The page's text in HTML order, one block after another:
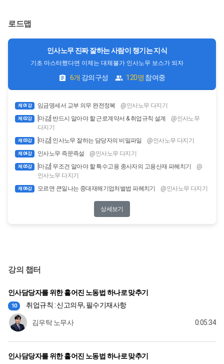
로드맵
인사노무 진짜 잘하는 사람이 챙기는 지식
기초 마스터했다면 이제는 대체불가 인사노무 보스가 되자
6개 강의구성 120명 참여중
제 01강 임금명세서 교부 의무 완전정복 @인사노무 다지기
제 02강 [마감] 반드시 알아야 할 근로계약서 & 취업규칙 설계
@인사노무
다지기
제 03강 [마감] 인사노무 잘하는 담당자의 비밀파일 @인사노무 다지기
제 04강 인사노무 즉문즉설 @인사노무 다지기
제 05강 [마감] 무조건 알아야 할 특수고용 종사자의 고용산재 파헤치기
@
인사노무 다지기
제 06강 모르면 큰일나는 중대재해기업처벌법 파헤치기 @인사노무 다지기
상세보기
강의 챕터
인사담당자를 위한 흩어진 노동법 하나로 맞추기
10 취업규칙 : 신고의무, 필수기재사항
김우탁 노무사 0:05:34
인사담당자를 위한 흩어진 노동법 하나로 맞추기